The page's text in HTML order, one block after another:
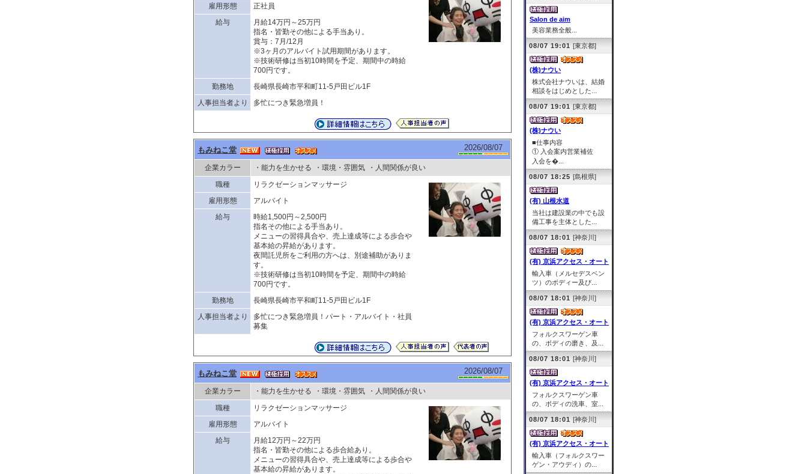
雇用形態
正社員
給与
月給14万円～25万円
指名・皆勤その他による手当あり。
賞与：7月/12月
※3ヶ月のアルバイト試用期間があります。
※技術研修は当初10時間を予定、期間中の時給
700円です。
勤務地
長崎県長崎市平和町11-5戸田ビル1F
人事担当者より
多忙につき緊急増員！
もみねこ堂 2026/08/07
企業カラー ・能力を生かせる ・環境・雰囲気
・人間関係が良い
職種
リラクゼーションマッサージ
雇用形態
アルバイト
給与
時給1,500円～2,500円
指名その他による手当あり。
メニューの習得具合や、売上達成等による歩合や
基本給の昇給があります。
夜間託児所をご利用の方へは、別途補助がありま
す。
※技術研修は当初10時間を予定、期間中の時給
700円です。
勤務地
長崎県長崎市平和町11-5戸田ビル1F
人事担当者より
多忙につき緊急増員！パート・アルバイト・社員
募集
もみねこ堂 2026/08/07
企業カラー ・能力を生かせる ・環境・雰囲気
・人間関係が良い
職種
リラクゼーションマッサージ
雇用形態
アルバイト
給与
月給12万円～22万円
指名・皆勤その他による歩合給あり。
メニューの習得具合や、売上達成等による歩合や
基本給の昇給があります。
Salon de aim
美容業務全般...
08/07 19:01 [東京都]
(株)ナウい
株式会社ナウいは、結婚
相談をはじめとした...
08/07 19:01 [東京都]
(株)ナウい
■仕事内容
① 入会案内営業補佐
入会を�...
08/07 18:25 [島根県]
(有) 山根水道
当社は建設業の中でも設
備工事を主体とした...
08/07 18:01 [神奈川]
(有) 京浜アクセス・オート
輸入車（メルセデスベン
ツ）のボディー及び...
08/07 18:01 [神奈川]
(有) 京浜アクセス・オート
フォルクスワーゲン車
の、ボディの磨き、及...
08/07 18:01 [神奈川]
(有) 京浜アクセス・オート
フォルクスワーゲン車
の、ボディの洗車、室...
08/07 18:01 [神奈川]
(有) 京浜アクセス・オート
輸入車（フォルクスワー
ゲン・アウディ）の...